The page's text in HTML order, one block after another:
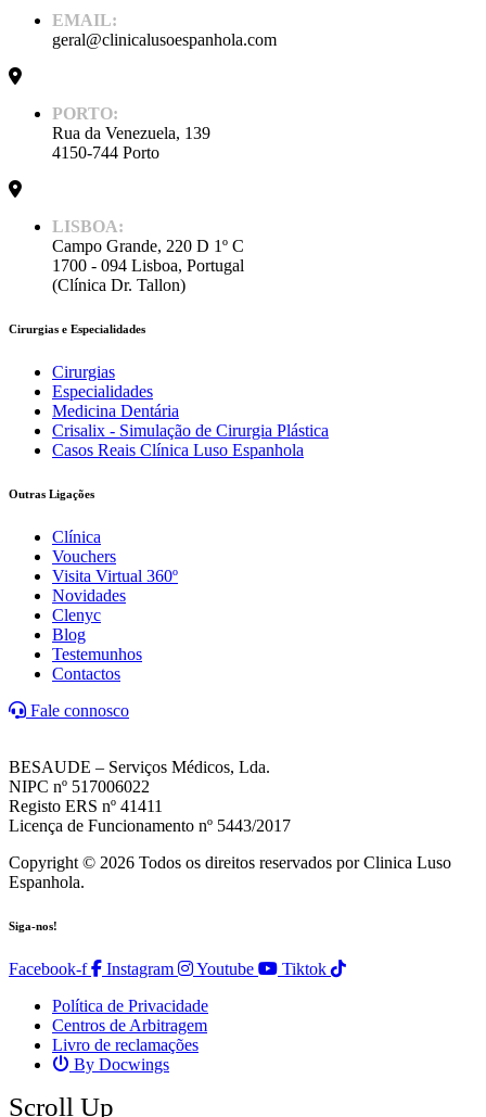
EMAIL:
geral@clinicalusoespanhola.com
PORTO:
Rua da Venezuela, 139
4150-744 Porto
LISBOA:
Campo Grande, 220 D 1º C
1700 - 094 Lisboa, Portugal
(Clínica Dr. Tallon)
Cirurgias e Especialidades
Cirurgias
Especialidades
Medicina Dentária
Crisalix - Simulação de Cirurgia Plástica
Casos Reais Clínica Luso Espanhola
Outras Ligações
Clínica
Vouchers
Visita Virtual 360º
Novidades
Clenyc
Blog
Testemunhos
Contactos
Fale connosco
BESAUDE – Serviços Médicos, Lda.
NIPC nº 517006022
Registo ERS nº 41411
Licença de Funcionamento nº 5443/2017
Copyright © 2026 Todos os direitos reservados por Clinica Luso
Espanhola.
Siga-nos!
Facebook-f Instagram Youtube
Tiktok
Política de Privacidade
Centros de Arbitragem
Livro de reclamações
By Docwings
Scroll Up